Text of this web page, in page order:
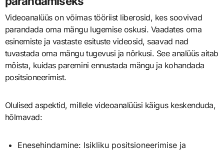
Videoanalüüs on võimas tööriist liberosid, kes soovivad
parandada oma mängu lugemise oskusi. Vaadates oma
esinemiste ja vastaste esituste videosid, saavad nad
tuvastada oma mängu tugevusi ja nõrkusi. See analüüs aitab
mõista, kuidas paremini ennustada mängu ja kohandada
positsioneerimist.
Olulised aspektid, millele videoanalüüsi käigus keskenduda,
hõlmavad:
Enesehindamine: Isikliku positsioneerimise ja